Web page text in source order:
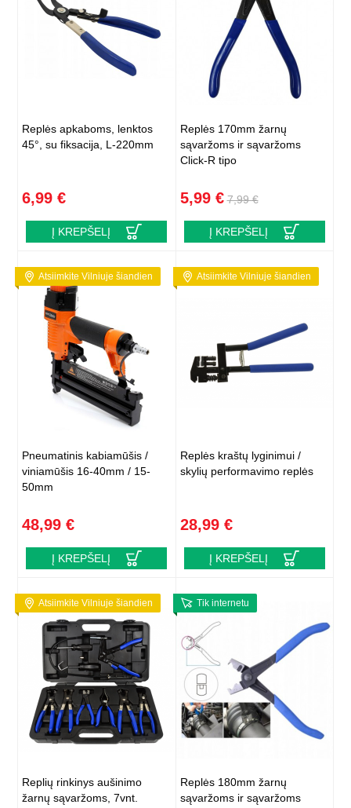
Replės apkaboms, lenktos
45°, su fiksacija, L-220mm
6,99 €
Į KREPŠELĮ
Replės 170mm žarnų
sąvaržoms ir sąvaržoms
Click-R tipo
5,99 € 7,99 €
Į KREPŠELĮ
Atsiimkite Vilniuje šiandien
Pneumatinis kabiamūšis /
viniamūšis 16-40mm / 15-
50mm
48,99 €
Į KREPŠELĮ
Atsiimkite Vilniuje šiandien
Replės kraštų lyginimui /
skylių performavimo replės
28,99 €
Į KREPŠELĮ
Atsiimkite Vilniuje šiandien
Replių rinkinys aušinimo
žarnų sąvaržoms, 7vnt.
Tik internetu
Replės 180mm žarnų
sąvaržoms ir sąvaržoms